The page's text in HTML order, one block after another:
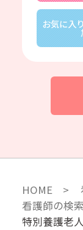
お気に入
HOME
看護師の検
特別養護老